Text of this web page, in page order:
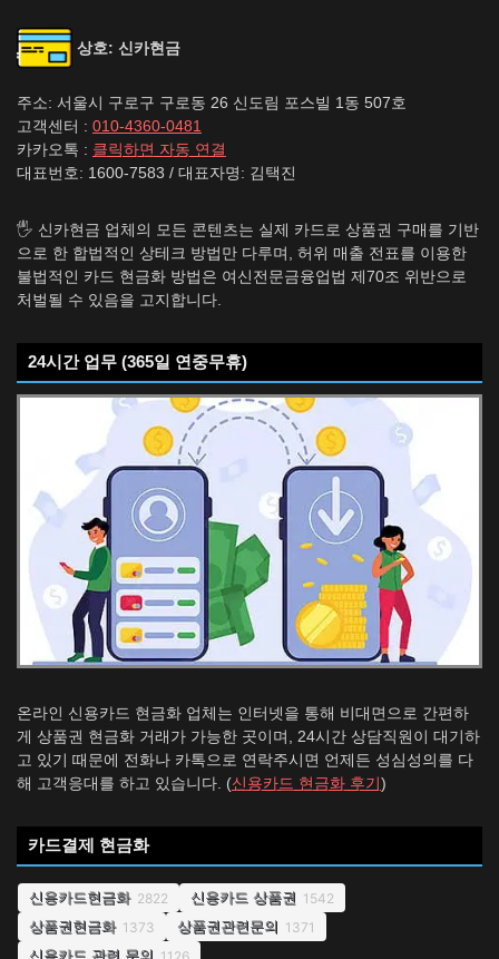
상호: 신카현금
주소: 서울시 구로구 구로동 26 신도림 포스빌 1동 507호
고객센터 : 010-4360-0481
카카오톡 : 클릭하면 자동 연결
대표번호: 1600-7583 / 대표자명: 김택진
🖐️ 신카현금 업체의 모든 콘텐츠는 실제 카드로 상품권 구매를 기반
으로 한 합법적인 상테크 방법만 다루며, 허위 매출 전표를 이용한
불법적인 카드 현금화 방법은 여신전문금융업법 제70조 위반으로
처벌될 수 있음을 고지합니다.
24시간 업무 (365일 연중무휴)
온라인 신용카드 현금화 업체는 인터넷을 통해 비대면으로 간편하
게 상품권 현금화 거래가 가능한 곳이며, 24시간 상담직원이 대기하
고 있기 때문에 전화나 카톡으로 연락주시면 언제든 성심성의를 다
해 고객응대를 하고 있습니다. (신용카드 현금화 후기 )
카드결제 현금화
신용카드현금화 2822 신용카드 상품권 1542
상품권현금화 1373 상품권관련문의 1371
신용카드 관련 문의